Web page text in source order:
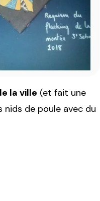
la ville (et fait une
nids de poule avec du